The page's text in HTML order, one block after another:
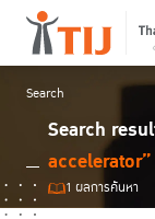
Search
Search
accelerator”
1 ผลการค้นหา